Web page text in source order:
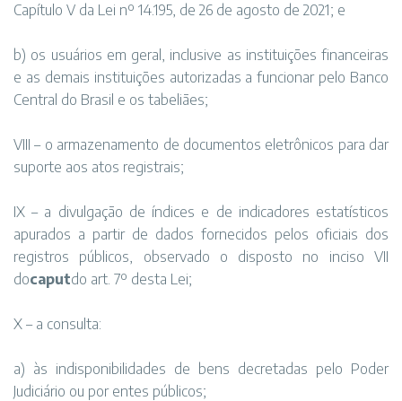
Capítulo V da Lei nº 14.195, de 26 de agosto de 2021; e
b) os usuários em geral, inclusive as instituições financeiras
e as demais instituições autorizadas a funcionar pelo Banco
Central do Brasil e os tabeliães;
VIII – o armazenamento de documentos eletrônicos para dar
suporte aos atos registrais;
IX – a divulgação de índices e de indicadores estatísticos
apurados a partir de dados fornecidos pelos oficiais dos
registros públicos, observado o disposto no inciso VII
docaputdo art. 7º desta Lei;
X – a consulta:
a) às indisponibilidades de bens decretadas pelo Poder
Judiciário ou por entes públicos;